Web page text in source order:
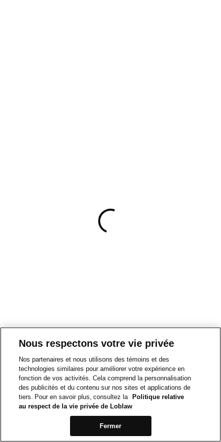
Nous respectons votre vie privée
Nos partenaires et nous utilisons des témoins et des
technologies similaires pour améliorer votre expérience en
fonction de vos activités. Cela comprend la personnalisation
des publicités et du contenu sur nos sites et applications de
tiers. Pour en savoir plus, consultez la
Politique relative
au respect de la vie privée de Loblaw
Fermer